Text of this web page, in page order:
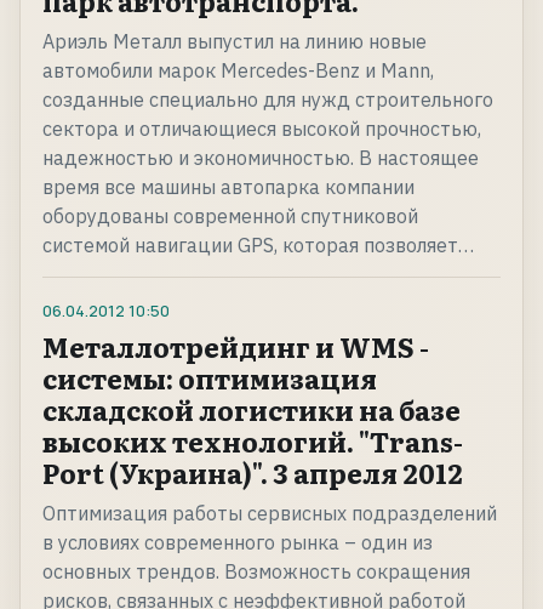
Ариэль Металл выпустил на линию новые
автомобили марок Mercedes-Benz и Mann,
созданные специально для нужд строительного
сектора и отличающиеся высокой прочностью,
надежностью и экономичностью. В настоящее
время все машины автопарка компании
оборудованы современной спутниковой
системой навигации GPS, которая позволяет…
06.04.2012 10:50
Металлотрейдинг и WMS -
системы: оптимизация
складской логистики на базе
высоких технологий. "Trans-
Port (Украина)". 3 апреля 2012
Оптимизация работы сервисных подразделений
в условиях современного рынка – один из
основных трендов. Возможность сокращения
рисков, связанных с неэффективной работой